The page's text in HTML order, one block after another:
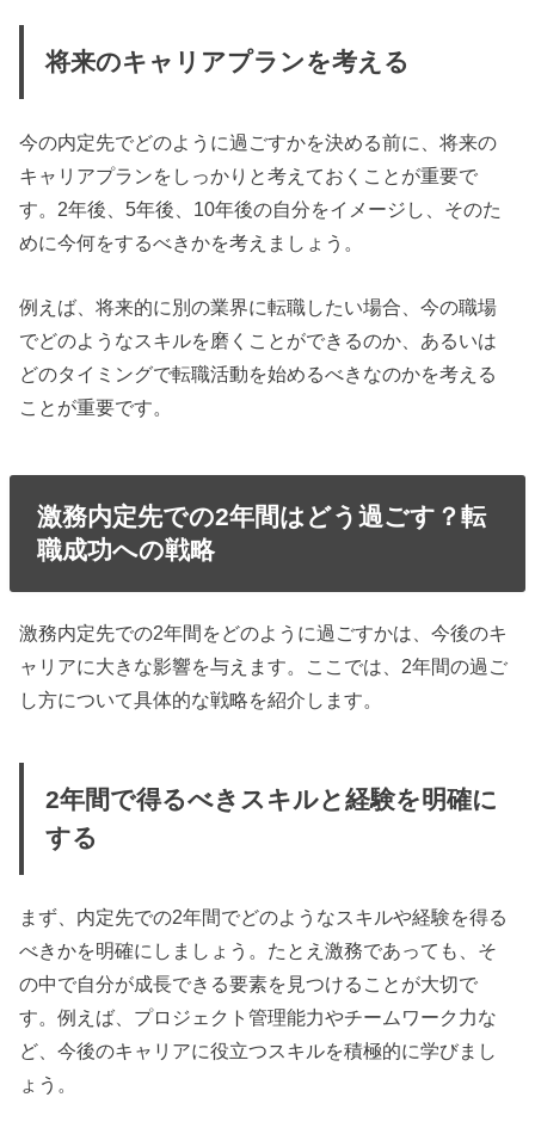
将来のキャリアプランを考える
今の内定先でどのように過ごすかを決める前に、将来の
キャリアプランをしっかりと考えておくことが重要で
す。2年後、5年後、10年後の自分をイメージし、そのた
めに今何をするべきかを考えましょう。
例えば、将来的に別の業界に転職したい場合、今の職場
でどのようなスキルを磨くことができるのか、あるいは
どのタイミングで転職活動を始めるべきなのかを考える
ことが重要です。
激務内定先での2年間はどう過ごす？転
職成功への戦略
激務内定先での2年間をどのように過ごすかは、今後のキ
ャリアに大きな影響を与えます。ここでは、2年間の過ご
し方について具体的な戦略を紹介します。
2年間で得るべきスキルと経験を明確に
する
まず、内定先での2年間でどのようなスキルや経験を得る
べきかを明確にしましょう。たとえ激務であっても、そ
の中で自分が成長できる要素を見つけることが大切で
す。例えば、プロジェクト管理能力やチームワーク力な
ど、今後のキャリアに役立つスキルを積極的に学びまし
ょう。